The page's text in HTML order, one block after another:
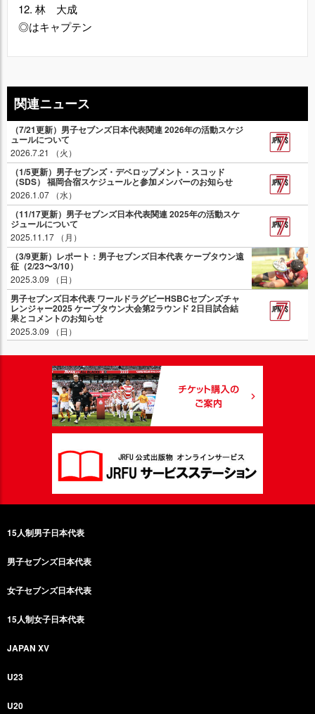
12. 林 大成
◎はキャプテン
関連ニュース
（7/21更新）男子セブンズ日本代表関連 2026年の活動スケジ
ュールについて
2026.7.21 （火）
（1/5更新）男子セブンズ・デベロップメント・スコッド
（SDS） 福岡合宿スケジュールと参加メンバーのお知らせ
2026.1.07 （水）
（11/17更新）男子セブンズ日本代表関連 2025年の活動スケ
ジュールについて
2025.11.17 （月）
（3/9更新）レポート：男子セブンズ日本代表 ケープタウン遠
征（2/23〜3/10）
2025.3.09 （日）
男子セブンズ日本代表 ワールドラグビーHSBCセブンズチャ
レンジャー2025 ケープタウン大会第2ラウンド 2日目試合結
果とコメントのお知らせ
2025.3.09 （日）
15人制男子日本代表
男子セブンズ日本代表
女子セブンズ日本代表
15人制女子日本代表
JAPAN XV
U23
U20